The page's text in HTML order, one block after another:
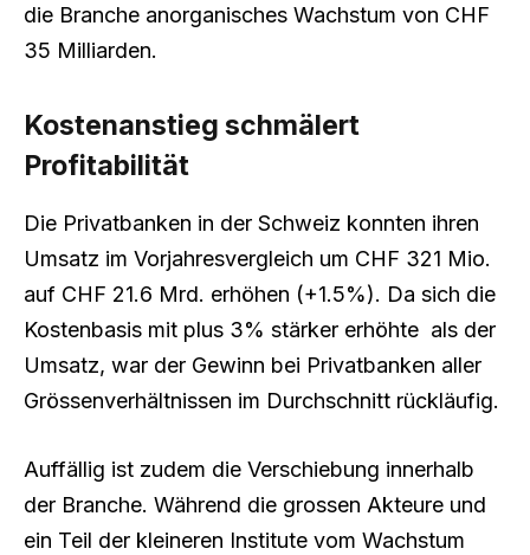
die Branche anorganisches Wachstum von CHF
35 Milliarden.
Kostenanstieg schmälert
Profitabilität
Die Privatbanken in der Schweiz konnten ihren
Umsatz im Vorjahresvergleich um CHF 321 Mio.
auf CHF 21.6 Mrd. erhöhen (+1.5%). Da sich die
Kostenbasis mit plus 3% stärker erhöhte als der
Umsatz, war der Gewinn bei Privatbanken aller
Grössenverhältnissen im Durchschnitt rückläufig.
Auffällig ist zudem die Verschiebung innerhalb
der Branche. Während die grossen Akteure und
ein Teil der kleineren Institute vom Wachstum